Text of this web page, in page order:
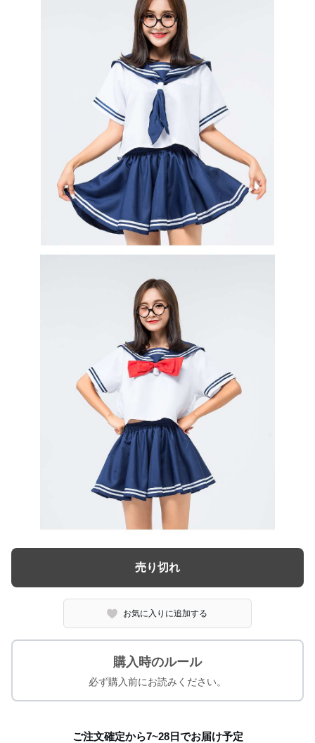
売り切れ
お気に入りに追加する
購入時のルール
必ず購入前にお読みください。
ご注文確定から7~28日でお届け予定